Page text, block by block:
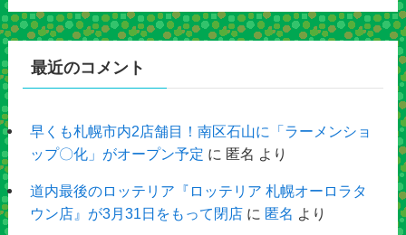
最近のコメント
早くも札幌市内2店舗目！南区石山に「ラーメンショ
ップ〇化」がオープン予定 に 匿名 より
道内最後のロッテリア『ロッテリア 札幌オーロラタ
ウン店』が3月31日をもって閉店に 匿名 より